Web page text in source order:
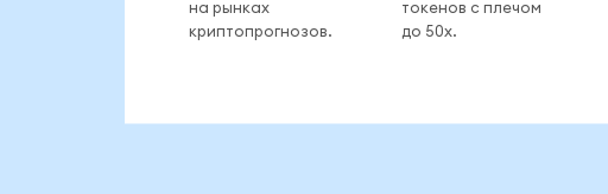
на рынках
криптопрогнозов.
токенов с плечом
до 50x.